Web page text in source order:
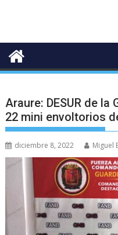
Araure: DESUR de
22 mini envoltorios
diciembre 8, 2022 Miguel